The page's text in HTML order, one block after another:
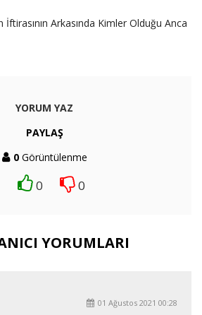
Arkasında Kimler Olduğu Anca
YORUM YAZ
PAYLAŞ
0Görüntülenme
0 0
YORUMLARI
01 Ağustos 2021 00:28